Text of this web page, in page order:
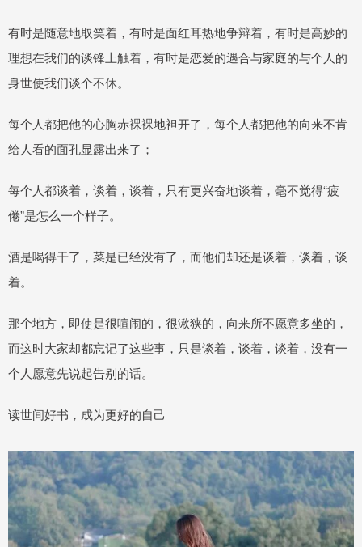
有时是随意地取笑着，有时是面红耳热地争辩着，有时是高妙的
理想在我们的谈锋上触着，有时是恋爱的遇合与家庭的与个人的
身世使我们谈个不休。
每个人都把他的心胸赤裸裸地袒开了，每个人都把他的向来不肯
给人看的面孔显露出来了；
每个人都谈着，谈着，谈着，只有更兴奋地谈着，毫不觉得“疲
倦”是怎么一个样子。
酒是喝得干了，菜是已经没有了，而他们却还是谈着，谈着，谈
着。
那个地方，即使是很喧闹的，很湫狭的，向来所不愿意多坐的，
而这时大家却都忘记了这些事，只是谈着，谈着，谈着，没有一
个人愿意先说起告别的话。
读世间好书，成为更好的自己